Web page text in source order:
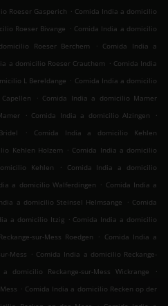
Roeser Gasperich . Comida India a domicilio
Roeser Bivange . Comida India a domicilio
Roeser Berchem . Comida India a
a domicilio Roeser Crauthem . Comida India
L Bereldange . Comida India a domicilio
. Comida India a domicilio Mamer
. Comida India a domicilio Alzingen
.
.
Comida India a domicilio Kehlen
Kehlen Holzem . Comida India a domicilio
Kehlen .
Comida India a domicilio
a domicilio Walferdingen . Comida India a
a domicilio Steinsel Helmsange . Comida
a domicilio Itzig . Comida India a domicilio
sur-Mess Roedgen . Comida India a
Mess . Comida India a domicilio Reckange-
domicilio Reckange-sur-Mess Wickrange
.
. Comida India a domicilio Recken op der